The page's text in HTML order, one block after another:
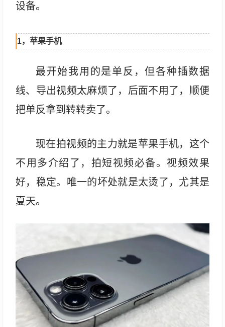
设备。
1，苹果手机
最开始我用的是单反，但各种插数据
线、导出视频太麻烦了，后面不用了，顺便
把单反拿到转转卖了。
现在拍视频的主力就是苹果手机，这个
不用多介绍了，拍短视频必备。视频效果
好，稳定。唯一的坏处就是太烫了，尤其是
夏天。